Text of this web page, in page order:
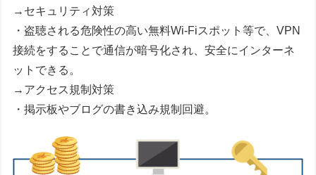
→セキュリティ対策
・盗聴される危険性の高い無料Wi-Fiスポット等で、VPN
接続をすることで通信が暗号化され、安全にインターネ
ットできる。
→アクセス規制対策
・掲示板やブログの書き込み規制回避。